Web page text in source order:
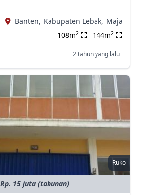
Banten, Kabupaten Lebak, Maja
108m2 144m2
2 tahun yang lalu
Ruko
Rp. 15 juta (tahunan)